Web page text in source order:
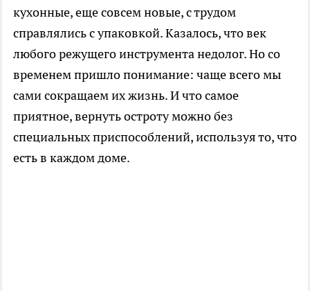
кухонные, еще совсем новые, с трудом
справлялись с упаковкой. Казалось, что век
любого режущего инструмента недолог. Но со
временем пришло понимание: чаще всего мы
сами сокращаем их жизнь. И что самое
приятное, вернуть остроту можно без
специальных приспособлений, используя то, что
есть в каждом доме.